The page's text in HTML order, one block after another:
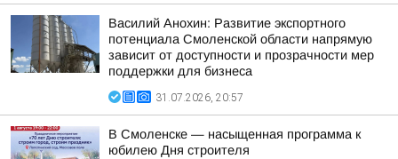
Василий Анохин: Развитие экспортного
потенциала Смоленской области напрямую
зависит от доступности и прозрачности мер
поддержки для бизнеса
31.07.2026, 20:57
В Смоленске — насыщенная программа к
юбилею Дня строителя